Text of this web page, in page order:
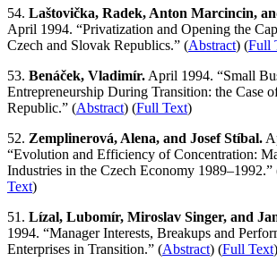
54. Laštovička, Radek, Anton Marcincin,
April 1994. “Privatization and Opening the
Czech and Slovak Republics.” (Abstract) (Full
53. Benáček, Vladimír. April 1994. “Small
Entrepreneurship During Transition: the Case
Republic.” (Abstract) (Full Text)
52. Zemplinerová, Alena, and Josef Stíbal.
“Evolution and Efficiency of Concentration:
Industries in the Czech Economy 1989–1992.”
Text)
51. Lízal, Lubomír, Miroslav Singer, and
1994. “Manager Interests, Breakups and
Enterprises in Transition.” (Abstract) (Full Text)